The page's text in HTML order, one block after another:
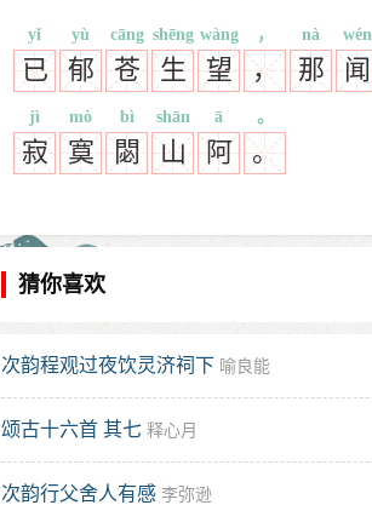
已
yǐ
郁
yù
苍
cāng
生
shēng
望
wàng
，
，
那
nà
闻
wén
寂
jì
寞
mò
閟
bì
山
shān
阿
ā
。
。
猜你喜欢
次韵程观过夜饮灵济祠下 喻良能
颂古十六首 其七 释心月
次韵行父舍人有感 李弥逊